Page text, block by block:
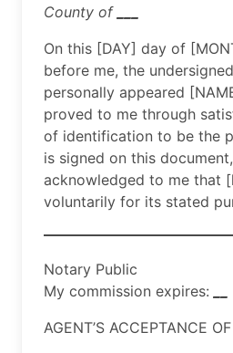
County of
On this [DAY] day of
before me, the
personally appeared
proved to me through
of identification to be the
is signed on this
acknowledged to me that
voluntarily for its stated
Notary Public
My commission expires:
AGENT’S ACCEPTANCE